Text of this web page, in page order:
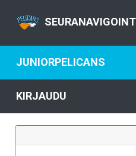
JUNIORPELICANS
KIRJAUDU